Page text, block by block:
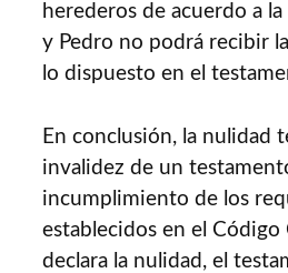
herederos de acuerdo a
y Pedro no podrá recibir
lo dispuesto en el
En conclusión, la nulidad
invalidez de un
incumplimiento de los
establecidos en el Código
declara la nulidad, el